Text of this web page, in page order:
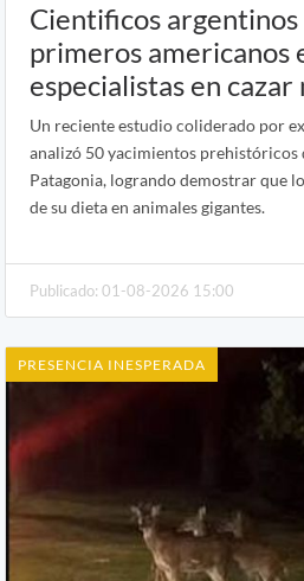
Cientificos
primeros americanos
especialistas en cazar
Un reciente estudio coliderado por
analizó 50 yacimientos prehistóricos
Patagonia, logrando demostrar que
de su dieta en animales gigantes.
Publicado: 01-08-2026 15:00
PRESENCIA INESPERADA